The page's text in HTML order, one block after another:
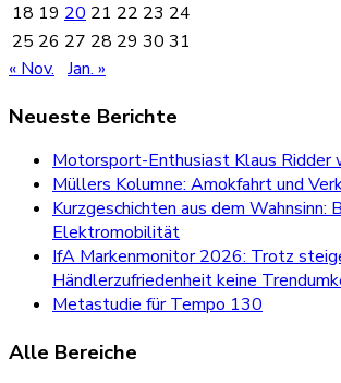
18 19 20 21 22 23 24
25 26 27 28 29 30 31
« Nov. Jan. »
Neueste Berichte
Motorsport-Enthusiast Klaus Ridder
Müllers Kolumne: Amokfahrt und
Kurzgeschichten aus dem Wahnsinn:
Elektromobilität
IfA Markenmonitor 2026: Trotz
Händlerzufriedenheit keine
Metastudie für Tempo 130
Alle Bereiche